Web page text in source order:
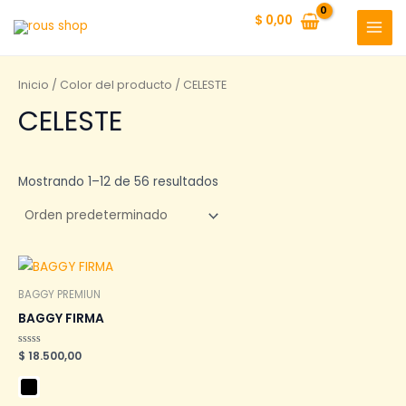
contenido
$ 0,00
MAIN
Inicio / Color del producto / CELESTE
CELESTE
Mostrando 1–12 de 56 resultados
BAGGY PREMIUN
BAGGY FIRMA
Valorado
en
0
de
5
$ 18.500,00